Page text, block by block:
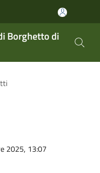
Borghetto di
2025, 13:07